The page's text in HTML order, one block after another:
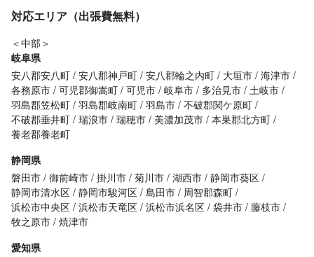
対応エリア（出張費無料）
＜中部＞
岐阜県
安八郡安八町 安八郡神戸町 安八郡輪之内町 大垣市 海津市
各務原市 可児郡御嵩町 可児市 岐阜市 多治見市 土岐市
羽島郡笠松町 羽島郡岐南町 羽島市 不破郡関ケ原町
不破郡垂井町 瑞浪市 瑞穂市 美濃加茂市 本巣郡北方町
養老郡養老町
静岡県
磐田市 御前崎市 掛川市 菊川市 湖西市 静岡市葵区
静岡市清水区 静岡市駿河区 島田市
周智郡森町
浜松市中央区 浜松市天竜区 浜松市浜名区 袋井市 藤枝市
牧之原市 焼津市
愛知県